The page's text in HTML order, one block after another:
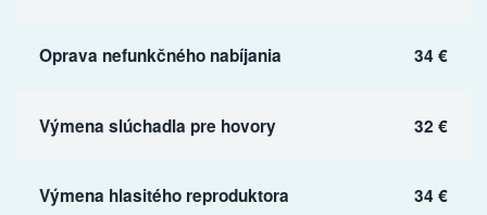
Oprava nefunkčného nabíjania 34 €
Výmena slúchadla pre hovory 32 €
Výmena hlasitého reproduktora 34 €